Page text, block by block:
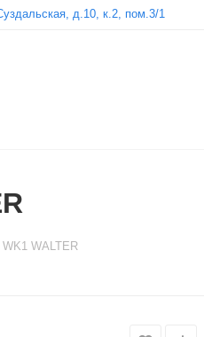
д.10, к.2, пом.3/1
WALTER